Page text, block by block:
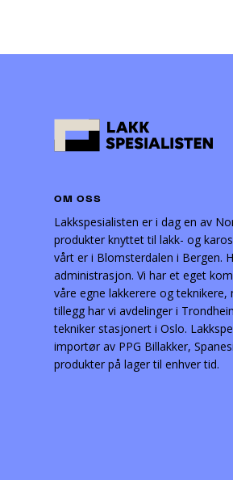
OM OSS
Lakkspesialisten er i dag en av
produkter knyttet til lakk- og
vårt er i Blomsterdalen i Bergen.
administrasjon. Vi har et eget
våre egne lakkerere og
tillegg har vi avdelinger i
tekniker stasjonert i Oslo.
importør av PPG Billakker,
produkter på lager til enhver tid.